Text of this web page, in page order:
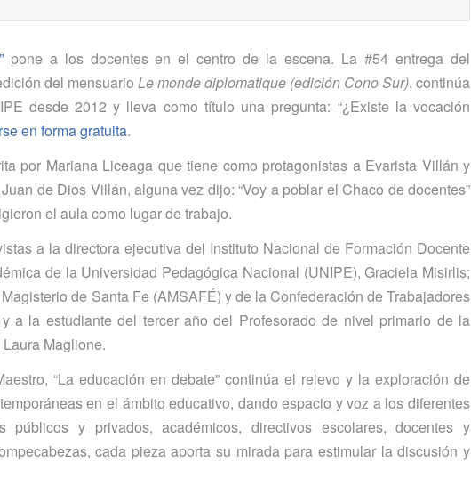
pone a los docentes en el centro de la escena. La #54 entrega del
del mensuario Le monde diplomatique (edición Cono Sur), continúa
desde 2012 y lleva como título una pregunta: “¿Existe la vocación
en forma gratuita.
por Mariana Liceaga que tiene como protagonistas a Evarista Villán y
de Dios Villán, alguna vez dijo: “Voy a poblar el Chaco de docentes”
el aula como lugar de trabajo.
a la directora ejecutiva del Instituto Nacional de Formación Docente
de la Universidad Pedagógica Nacional (UNIPE), Graciela Misirlis;
de Santa Fe (AMSAFÉ) y de la Confederación de Trabajadores
a la estudiante del tercer año del Profesorado de nivel primario de la
Maglione.
“La educación en debate” continúa el relevo y la exploración de
en el ámbito educativo, dando espacio y voz a los diferentes
públicos y privados, académicos, directivos escolares, docentes y
cada pieza aporta su mirada para estimular la discusión y